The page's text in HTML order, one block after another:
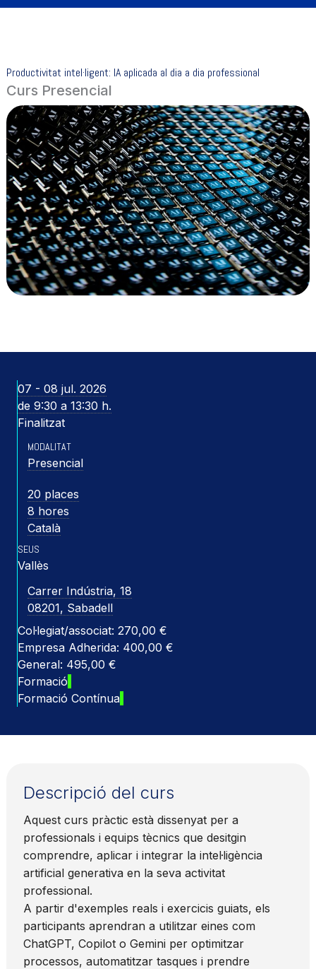
Productivitat intel·ligent: IA aplicada al dia a dia professional
Curs Presencial
07 - 08 jul. 2026
de 9:30 a 13:30 h.
Finalitzat
MODALITAT
Presencial
20 places
8 hores
Català
SEUS
Vallès
Carrer Indústria, 18
08201, Sabadell
Col·legiat/associat: 270,00 €
Empresa Adherida: 400,00 €
General: 495,00 €
Formació
Formació Contínua
Descripció del curs
Aquest curs pràctic està dissenyat per a
professionals i equips tècnics que desitgin
comprendre, aplicar i integrar la intel·ligència
artificial generativa en la seva activitat
professional.
A partir d'exemples reals i exercicis guiats, els
participants aprendran a utilitzar eines com
ChatGPT, Copilot o Gemini per optimitzar
processos, automatitzar tasques i prendre